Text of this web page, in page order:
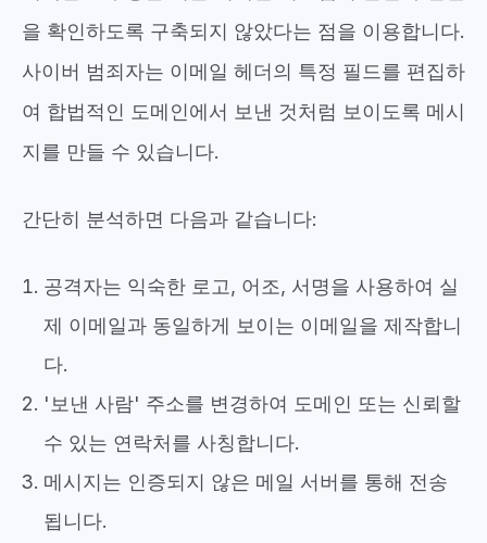
을 확인하도록 구축되지 않았다는 점을 이용합니다.
사이버 범죄자는 이메일 헤더의 특정 필드를 편집하
여 합법적인 도메인에서 보낸 것처럼 보이도록 메시
지를 만들 수 있습니다.
간단히 분석하면 다음과 같습니다:
공격자는 익숙한 로고, 어조, 서명을 사용하여 실
제 이메일과 동일하게 보이는 이메일을 제작합니
다.
'보낸 사람' 주소를 변경하여 도메인 또는 신뢰할
수 있는 연락처를 사칭합니다.
메시지는 인증되지 않은 메일 서버를 통해 전송
됩니다.